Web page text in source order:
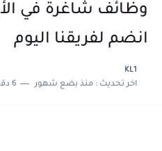
وظائف شاغرة في
انضم لفريقنا اليوم
KL1
اخر تحديث :منذ بضع شهور 6 دقائق للقراءة